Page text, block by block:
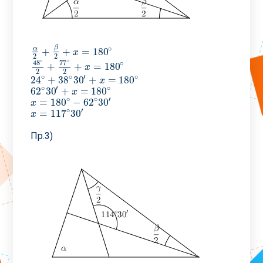
α
2 + β
2 + x = 180∘
α2 +β 2+x=180∘
48∘
2 + 77∘
2 + x = 180∘
48∘ 2+ 77∘ 2+x=180∘
24∘ + 38∘30′ + x = 180∘
24∘ +38∘30′+ x= 180∘
62∘30′ + x = 180∘
62∘30 +x =180 ∘
x = 180∘ − 62∘30′
x=180∘−62∘30′
x = 117∘30′
x=117∘30′
Пр.3)